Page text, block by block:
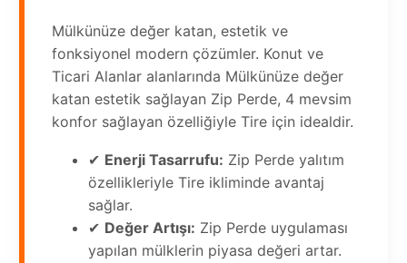
Mülkünüze değer katan, estetik ve
fonksiyonel modern çözümler. Konut ve
Ticari Alanlar alanlarında Mülkünüze değer
katan estetik sağlayan Zip Perde, 4 mevsim
konfor sağlayan özelliğiyle Tire için idealdir.
✔ Enerji Tasarrufu: Zip Perde yalıtım
özellikleriyle Tire ikliminde avantaj
sağlar.
✔ Değer Artışı: Zip Perde uygulaması
yapılan mülklerin piyasa değeri artar.